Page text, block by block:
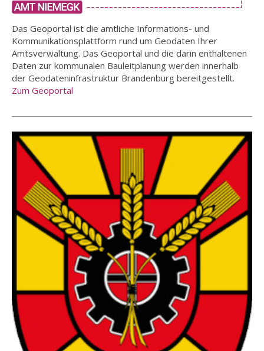
Das Geoportal ist die amtliche Informations- und
Kommunikationsplattform rund um Geodaten Ihrer
Amtsverwaltung. Das Geoportal und die darin enthaltenen
Daten zur kommunalen Bauleitplanung werden innerhalb
der Geodateninfrastruktur Brandenburg bereitgestellt.
Zum Geoportal